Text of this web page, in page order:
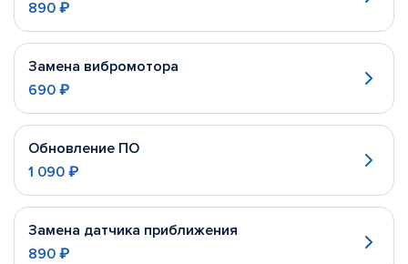
890 ₽
Замена вибромотора
690 ₽
Обновление ПО
1 090 ₽
Замена датчика приближения
890 ₽